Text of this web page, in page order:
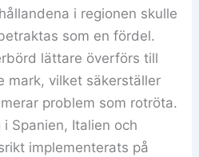
i regionen skulle
som en fördel.
lättare överförs till
mark, vilket säkerställer
problem som rotröta.
Spanien, Italien och
implementerats på